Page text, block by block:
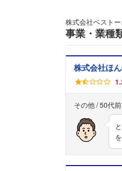
株式会社ベスト
事業・業種
株式会社ほ
その他 50代